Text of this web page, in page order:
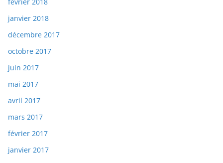
janvier 2018
décembre 2017
octobre 2017
juin 2017
mai 2017
avril 2017
mars 2017
février 2017
janvier 2017